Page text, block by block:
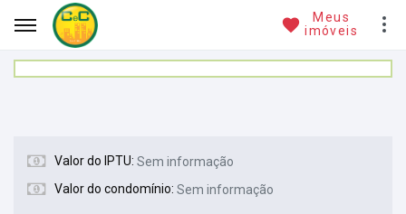
Meus
imóveis
Valor do IPTU: Sem informação
Valor do condomínio: Sem informação